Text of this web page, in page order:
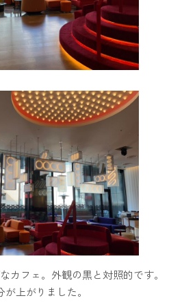
カフェ。外観の黒と対照的です。
上がりました。